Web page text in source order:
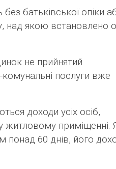
батьківської опіки
над якою встановлено
не прийнятий
послуги вже
доходи усіх осіб,
житловому приміщенні.
понад 60 днів, його